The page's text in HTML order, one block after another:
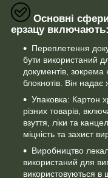
Основні
ерзацу включають:
Переплетення
бути використаний
документів, зокрема
блокнотів. Він надає
Упаковка: Картон
різних товарів,
взуття, ліки та
міцність та захист
Виробництво
використаний для
використовуються в